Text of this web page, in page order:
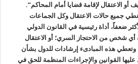
أو الاعتقال لإقامة قضايا أمام المحاكم“.
جميع حالات الاعتقال وكل الجماعات
ضعفاً، أداة رئيسية في القانون الدولي
أي شخص من الاحتجاز السري؛ أو الاعتقال
وتعطي هذه المبادىء إرشادات للدول بشأن
عليها القوانين والإجراءات المنظمة للحق في